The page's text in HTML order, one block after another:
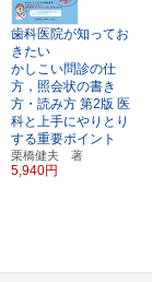
歯科医院が知ってお
きたい
かしこい問診の仕
方，照会状の書き
方・読み方 第2版 医
科と上手にやりとり
する重要ポイント
栗橋健夫 著
5,940円